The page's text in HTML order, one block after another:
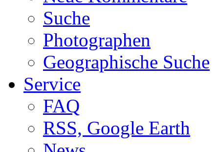
Suche
Photographen
Geographische Suche
Service
FAQ
RSS, Google Earth